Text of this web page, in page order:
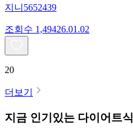
지니5652439
조회수 1,49426.01.02
20
더보기
지금 인기있는 다이어트식